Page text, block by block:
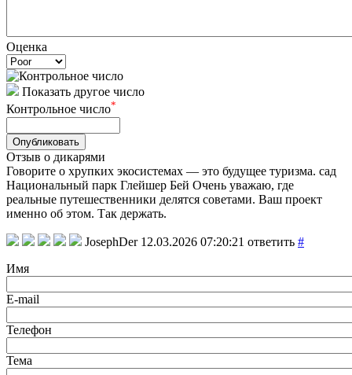
Оценка
Показать другое число
Контрольное число*
Опубликовать
Отзыв о дикарями
Говорите о хрупких экосистемах — это будущее туризма. сад
Национальный парк Глейшер Бей Очень уважаю, где
реальные путешественники делятся советами. Ваш проект
именно об этом. Так держать.
JosephDer 12.03.2026 07:20:21 ответить #
Имя
E-mail
Телефон
Тема